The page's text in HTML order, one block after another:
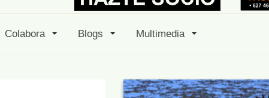
Colabora Blogs Multimedia